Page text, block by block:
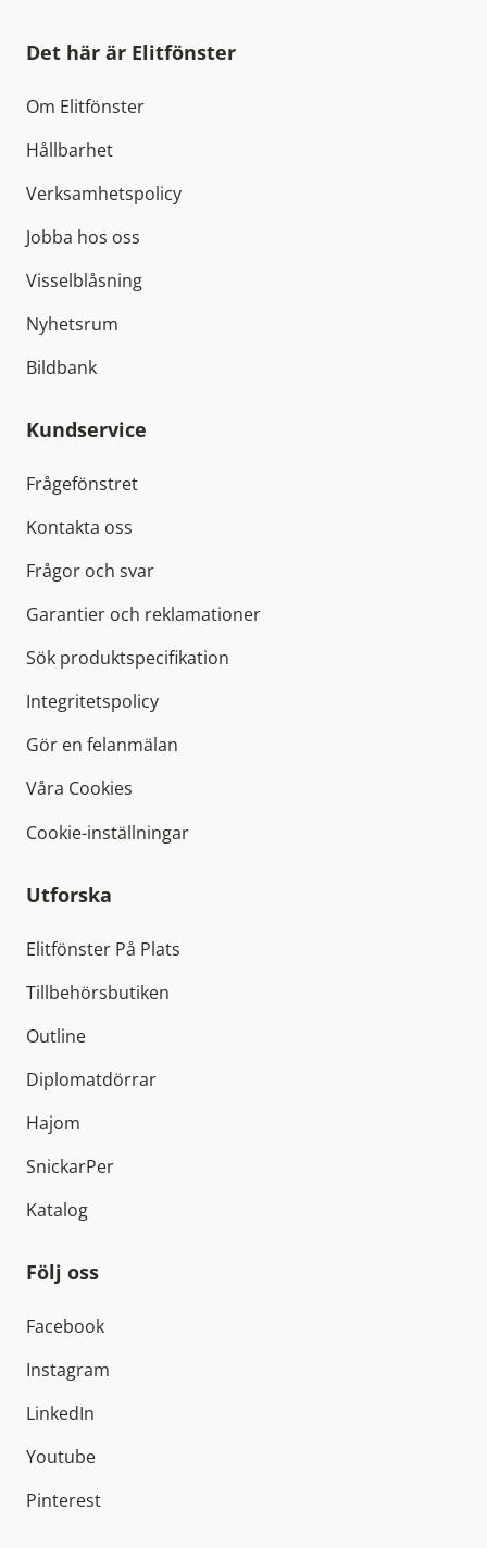
Det här är Elitfönster
Om Elitfönster
Hållbarhet
Verksamhetspolicy
Jobba hos oss
Visselblåsning
Nyhetsrum
Bildbank
Kundservice
Frågefönstret
Kontakta oss
Frågor och svar
Garantier och reklamationer
Sök produktspecifikation
Integritetspolicy
Gör en felanmälan
Våra Cookies
Cookie-inställningar
Utforska
Elitfönster På Plats
Tillbehörsbutiken
Outline
Diplomatdörrar
Hajom
SnickarPer
Katalog
Följ oss
Facebook
Instagram
LinkedIn
Youtube
Pinterest